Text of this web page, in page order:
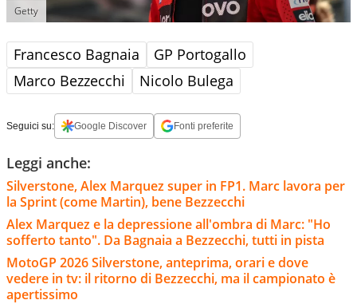
Getty
Francesco Bagnaia
GP Portogallo
Marco Bezzecchi
Nicolo Bulega
Seguici su: Google Discover Fonti preferite
Leggi anche:
Silverstone, Alex Marquez super in FP1. Marc lavora per
la Sprint (come Martin), bene Bezzecchi
Alex Marquez e la depressione all'ombra di Marc: "Ho
sofferto tanto". Da Bagnaia a Bezzecchi, tutti in pista
MotoGP 2026 Silverstone, anteprima, orari e dove
vedere in tv: il ritorno di Bezzecchi, ma il campionato è
apertissimo